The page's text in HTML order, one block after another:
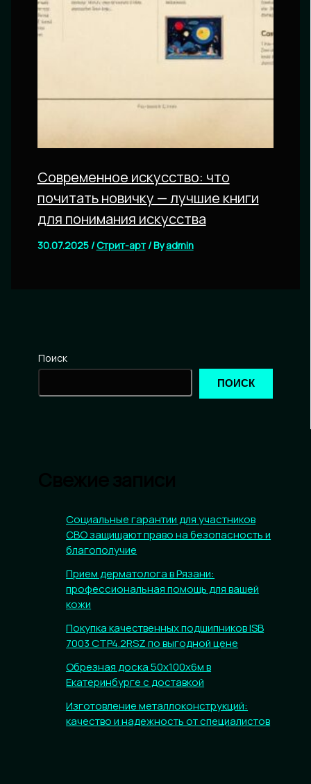
Современное искусство: что
почитать новичку — лучшие книги
для понимания искусства
30.07.2025 /Стрит-арт/ Byadmin
Поиск
ПОИСК
Социальные гарантии для участников
СВО защищают право на безопасность и
благополучие
Прием дерматолога в Рязани:
профессиональная помощь для вашей
кожи
Покупка качественных подшипников ISB
7003 CTP4.2RSZ по выгодной цене
Обрезная доска 50х100х6м в
Екатеринбурге с доставкой
Изготовление металлоконструкций:
качество и надежность от специалистов